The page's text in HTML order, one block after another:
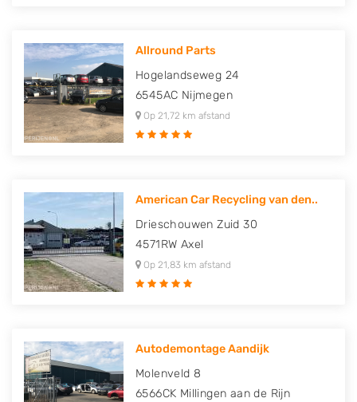
Allround Parts
Hogelandseweg 24
6545AC Nijmegen
Op 21,72 km afstand
American Car Recycling van den..
Drieschouwen Zuid 30
4571RW Axel
Op 21,83 km afstand
Autodemontage Aandijk
Molenveld 8
6566CK Millingen aan de Rijn